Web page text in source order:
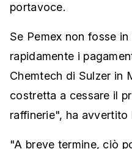
portavoce.
Se Pemex non fosse
rapidamente i
Chemtech di Sulzer in
costretta a cessare il
raffinerie", ha avvertito
"A breve termine, ciò